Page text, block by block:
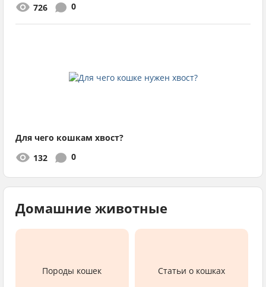
726
0
Для чего кошкам хвост?
132
0
Домашние животные
Породы кошек Статьи о кошках